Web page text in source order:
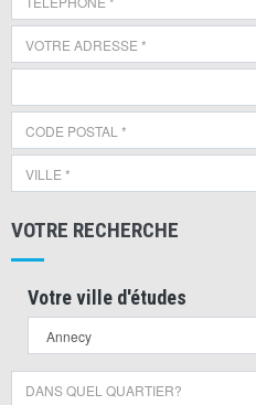
VOTRE RECHERCHE
Votre ville d'études